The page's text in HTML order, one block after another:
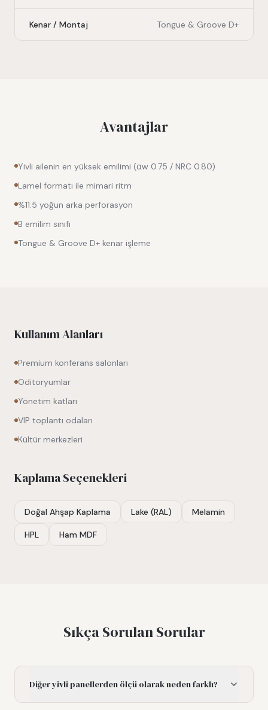
Kenar / Montaj Tongue & Groove D+
Avantajlar
Yivli ailenin en yüksek emilimi (αw 0.75 / NRC 0.80)
Lamel formatı ile mimari ritm
%11.5 yoğun arka perforasyon
B emilim sınıfı
Tongue & Groove D+ kenar işleme
Kullanım Alanları
Premium konferans salonları
Oditoryumlar
Yönetim katları
VIP toplantı odaları
Kültür merkezleri
Kaplama Seçenekleri
Doğal Ahşap Kaplama Lake (RAL) Melamin
HPL Ham MDF
Sıkça Sorulan Sorular
Diğer yivli panellerden ölçü olarak neden farklı?